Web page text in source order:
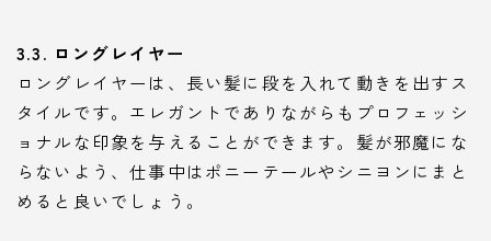
3.3. ロングレイヤー
ロングレイヤーは、長い髪に段を入れて動きを出すス
タイルです。エレガントでありながらもプロフェッシ
ョナルな印象を与えることができます。髪が邪魔にな
らないよう、仕事中はポニーテールやシニヨンにまと
めると良いでしょう。